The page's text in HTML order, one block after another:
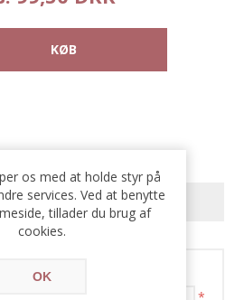
OS
Dit navn
*
os med at holde styr på
services. Ved at benytte
tillader du brug af
cookies.
OK